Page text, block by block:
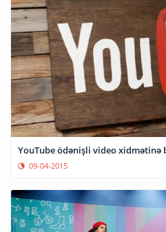
YouTube ödənişli video xidmətinə
09-04-2015